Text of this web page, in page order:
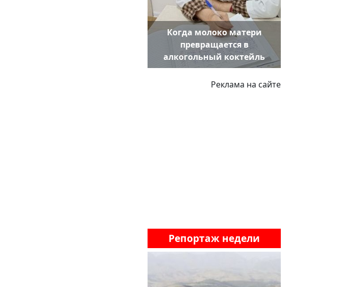
Когда молоко матери
превращается в
алкогольный коктейль
Реклама на сайте
Репортаж недели